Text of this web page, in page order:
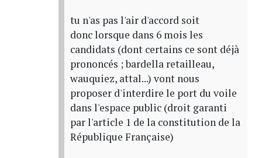
tu n'as pas l'air d'accord soit
donc lorsque dans 6 mois les
candidats (dont certains ce sont déjà
prononcés ; bardella retailleau,
wauquiez, attal...) vont nous
proposer d'interdire le port du voile
dans l'espace public (droit garanti
par l'article 1 de la constitution de la
République Française)